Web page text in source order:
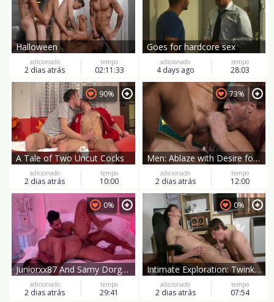
Halloween
adicionado
2 dias atrás
tempo
02:11:33
Goes for hardcore sex
adicionado
4 days ago
tempo
28:03
A Tale of Two Uncut Cocks
90%
adicionado
2 dias atrás
tempo
10:00
Men: Ablaze with Desire for Each Other
73%
adicionado
2 dias atrás
tempo
12:00
Juniorxx87 And Samy Dorgham
0%
adicionado
2 dias atrás
tempo
29:41
Intimate Exploration: Twinks Share Luis Blava's Secrets
0%
adicionado
2 dias atrás
tempo
07:54